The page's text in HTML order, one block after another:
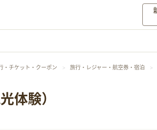
・チケット・クーポン 旅行・レジャー・航空券・宿泊
体験）